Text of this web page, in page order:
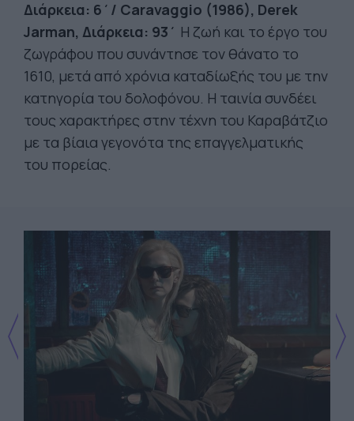
Διάρκεια: 6΄/ Caravaggio (1986), Derek
Jarman, Διάρκεια: 93΄ Η ζωή και το έργο του
ζωγράφου που συνάντησε τον θάνατο το
1610, μετά από χρόνια καταδίωξής του με την
κατηγορία του δολοφόνου. Η ταινία συνδέει
τους χαρακτήρες στην τέχνη του Καραβάτζιο
με τα βίαια γεγονότα της επαγγελματικής
του πορείας.